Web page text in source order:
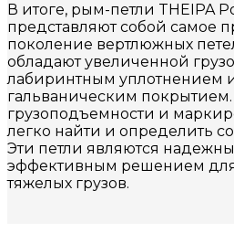
В итоге, рым-петли THEIPA
представляют собой самое
поколение вертлюжных
обладают увеличенной
лабиринтным уплотнением
гальваническим
грузоподъемности и
легко найти и определить
Эти петли являются
эффективным решением
тяжелых грузов.